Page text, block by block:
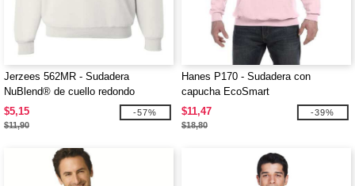
Jerzees 562MR - Sudadera
NuBlend® de cuello redondo
$5,15
$11,90
-57%
Hanes P170 - Sudadera con
capucha EcoSmart
$11,47
$18,80
-39%